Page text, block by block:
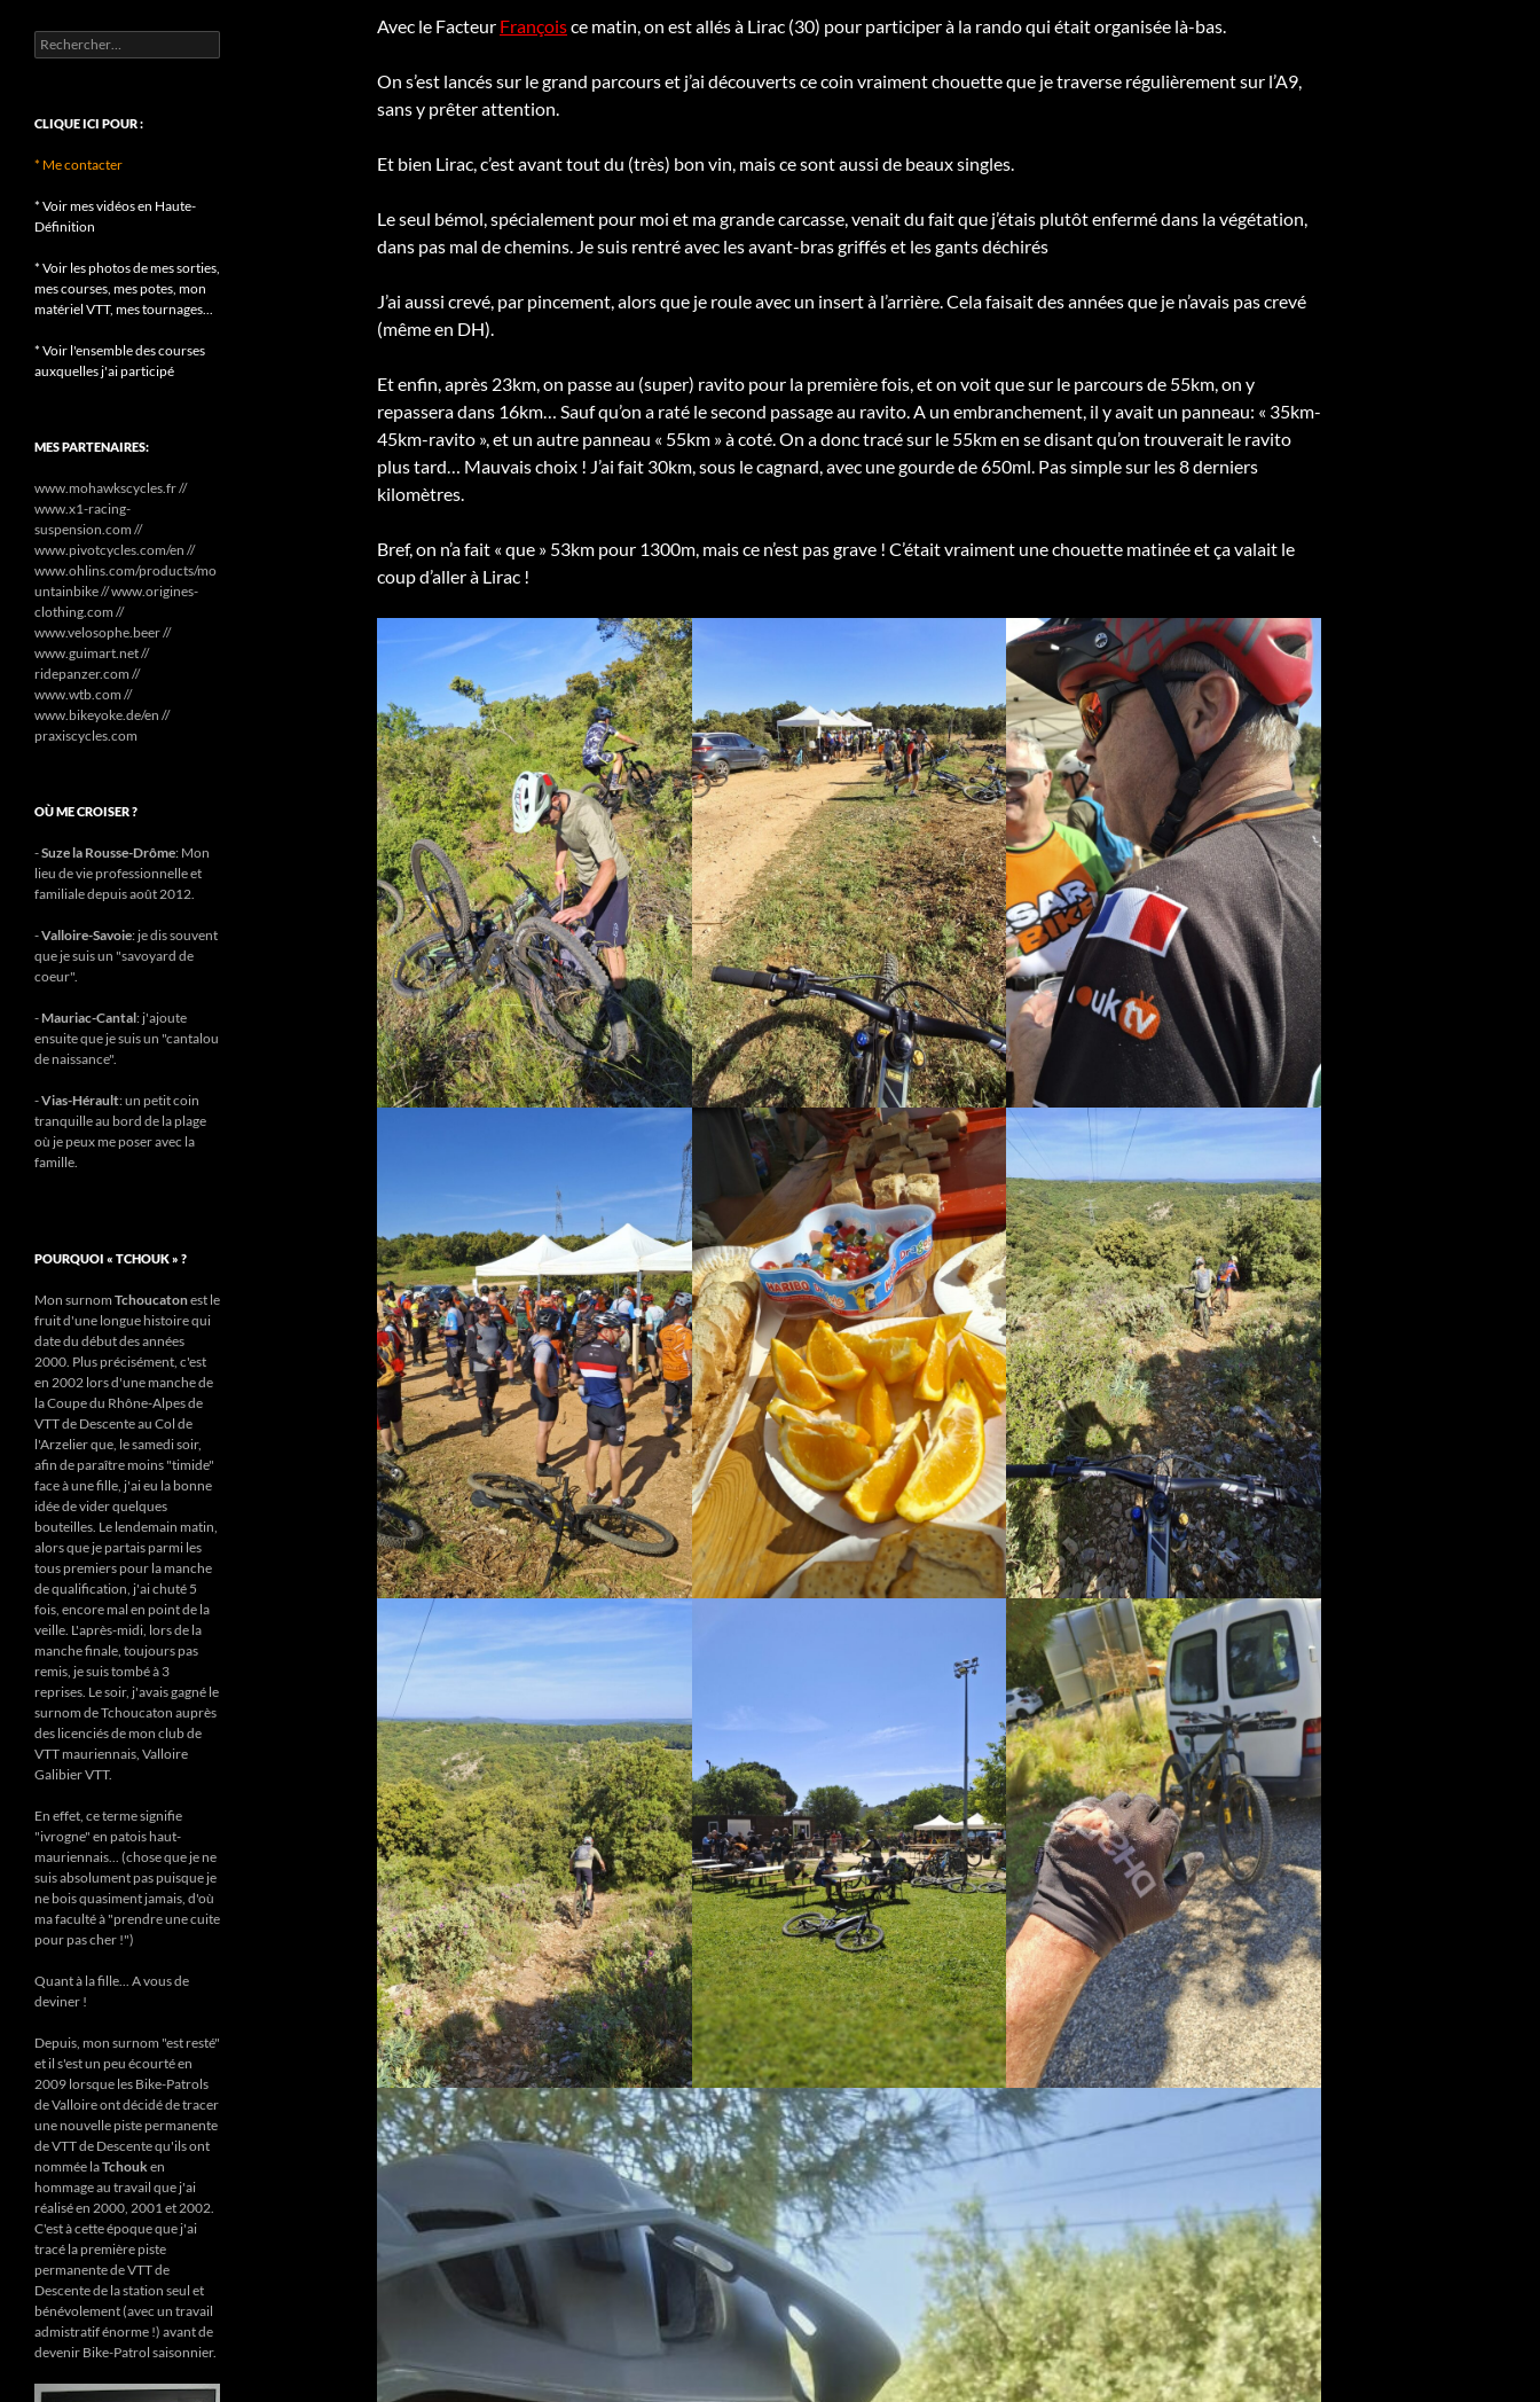
Avec le Facteur Françoisce matin, on est allés à Lirac (30) pour participer à la rando qui était organisée là-bas.
On s’est lancés sur le grand parcours et j’ai découverts ce coin vraiment chouette que je traverse régulièrement sur l’A9,
sans y prêter attention.
Et bien Lirac, c’est avant tout du (très) bon vin, mais ce sont aussi de beaux singles.
Le seul bémol, spécialement pour moi et ma grande carcasse, venait du fait que j’étais plutôt enfermé dans la végétation,
dans pas mal de chemins. Je suis rentré avec les avant-bras griffés et les gants déchirés
J’ai aussi crevé, par pincement, alors que je roule avec un insert à l’arrière. Cela faisait des années que je n’avais pas crevé
(même en DH).
Et enfin, après 23km, on passe au (super) ravito pour la première fois, et on voit que sur le parcours de 55km, on y
repassera dans 16km… Sauf qu’on a raté le second passage au ravito. A un embranchement, il y avait un panneau: « 35km-
45km-ravito », et un autre panneau « 55km » à coté. On a donc tracé sur le 55km en se disant qu’on trouverait le ravito
plus tard… Mauvais choix ! J’ai fait 30km, sous le cagnard, avec une gourde de 650ml. Pas simple sur les 8 derniers
kilomètres.
Bref, on n’a fait « que » 53km pour 1300m, mais ce n’est pas grave ! C’était vraiment une chouette matinée et ça valait le
coup d’aller à Lirac !
Rechercher :
CLIQUE ICI POUR :
* Me contacter
* Voir mes vidéos en Haute-
Définition
* Voir les photos de mes sorties,
mes courses, mes potes, mon
matériel VTT, mes tournages...
* Voir l'ensemble des courses
auxquelles j'ai participé
MES PARTENAIRES:
www.mohawkscycles.fr //
www.x1-racing-
suspension.com //
www.pivotcycles.com/en //
www.ohlins.com/products/mo
untainbike // www.origines-
clothing.com //
www.velosophe.beer //
www.guimart.net //
ridepanzer.com //
www.wtb.com //
www.bikeyoke.de/en //
praxiscycles.com
OÙ ME CROISER ?
-Suze la Rousse-Drôme: Mon
lieu de vie professionnelle et
familiale depuis août 2012.
-Valloire-Savoie: je dis souvent
que je suis un "savoyard de
coeur".
- Mauriac-Cantal: j'ajoute
ensuite que je suis un "cantalou
de naissance".
-Vias-Hérault: un petit coin
tranquille au bord de la plage
où je peux me poser avec la
famille.
POURQUOI « TCHOUK » ?
Mon surnom Tchoucatonest le
fruit d'une longue histoire qui
date du début des années
2000. Plus précisément, c'est
en 2002 lors d'une manche de
la Coupe du Rhône-Alpes de
VTT de Descente au Col de
l'Arzelier que, le samedi soir,
afin de paraître moins "timide"
face à une fille, j'ai eu la bonne
idée de vider quelques
bouteilles. Le lendemain matin,
alors que je partais parmi les
tous premiers pour la manche
de qualification, j'ai chuté 5
fois, encore mal en point de la
veille. L'après-midi, lors de la
manche finale, toujours pas
remis, je suis tombé à 3
reprises. Le soir, j'avais gagné le
surnom de Tchoucaton auprès
des licenciés de mon club de
VTT mauriennais, Valloire
Galibier VTT.
En effet, ce terme signifie
"ivrogne" en patois haut-
mauriennais... (chose que je ne
suis absolument pas puisque je
ne bois quasiment jamais, d'où
ma faculté à "prendre une cuite
pour pas cher !")
Quant à la fille... A vous de
deviner !
Depuis, mon surnom "est resté"
et il s'est un peu écourté en
2009 lorsque les Bike-Patrols
de Valloire ont décidé de tracer
une nouvelle piste permanente
de VTT de Descente qu'ils ont
nommée laTchouken
hommage au travail que j'ai
réalisé en 2000, 2001 et 2002.
C'est à cette époque que j'ai
tracé la première piste
permanente de VTT de
Descente de la station seul et
bénévolement (avec un travail
admistratif énorme !) avant de
devenir Bike-Patrol saisonnier.